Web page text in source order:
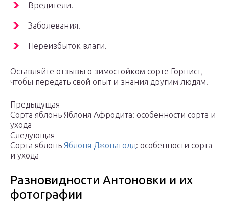
Вредители.
Заболевания.
Переизбыток влаги.
Оставляйте отзывы о зимостойком сорте Горнист,
чтобы передать свой опыт и знания другим людям.
Предыдущая
Сорта яблонь Яблоня Афродита: особенности сорта и
ухода
Следующая
Сорта яблонь Яблоня Джонаголд: особенности сорта
и ухода
Разновидности Антоновки и их
фотографии